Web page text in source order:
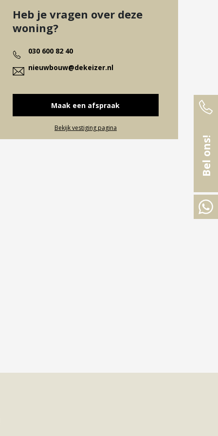
Heb je vragen over deze
woning?
030 600 82 40
nieuwbouw@dekeizer.nl
Maak een afspraak
Bekijk vestiging pagina
Bel ons!